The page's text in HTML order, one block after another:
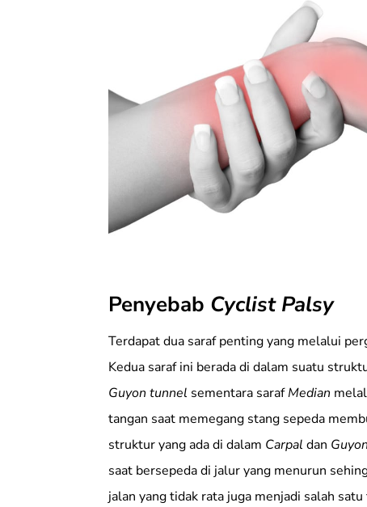
Penyebab Cyclist Palsy
Terdapat dua saraf penting yang melalui
Kedua saraf ini berada di dalam suatu
Guyon tunnel sementara sarafMedian
tangan saat memegang stang sepeda
struktur yang ada di dalam Carpal dan
saat bersepeda di jalur yang menurun
jalan yang tidak rata juga menjadi salah